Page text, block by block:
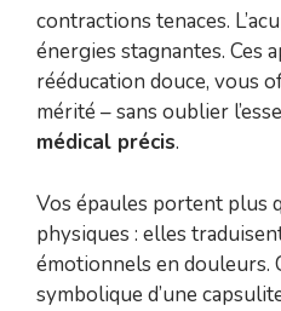
contractions tenaces.
énergies stagnantes. Ces
rééducation douce, vous
mérité – sans oublier
médical précis.
Vos épaules portent plus
physiques : elles
émotionnels en douleurs.
symbolique d’une